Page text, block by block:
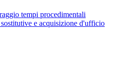
tempi procedimentali
e acquisizione d'ufficio